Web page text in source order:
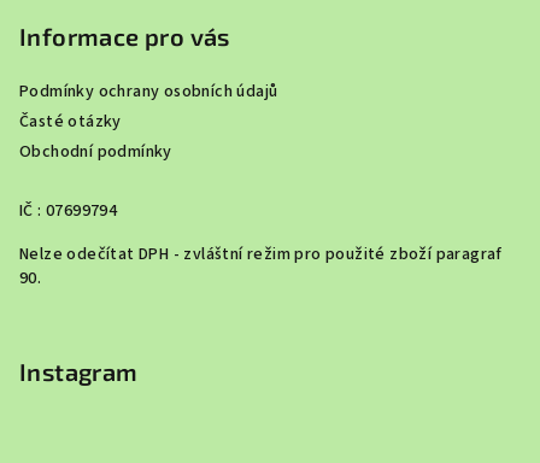
Informace pro vás
Podmínky ochrany osobních údajů
Časté otázky
Obchodní podmínky
IČ : 07699794
Nelze odečítat DPH - zvláštní režim pro použité zboží paragraf
90.
Instagram